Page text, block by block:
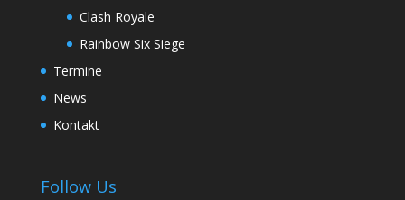
Clash Royale
Rainbow Six Siege
Termine
News
Kontakt
Follow Us